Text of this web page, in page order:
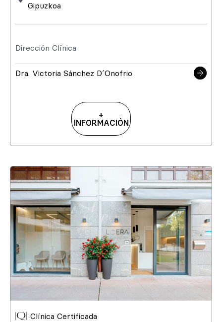
Gipuzkoa
Dirección Clínica
Dra. Victoria Sánchez D´Onofrio
+
INFORMACIÓN
Clínica Certificada